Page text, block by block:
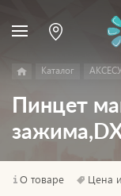
Каталог
Пинцет
О товаре Цена